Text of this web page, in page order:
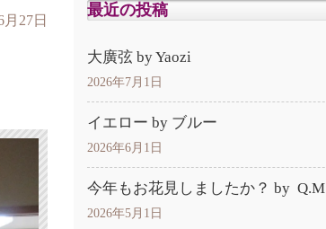
月27日
最近の投稿
大廣弦 by Yaozi
2026年7月1日
イエロー by ブルー
2026年6月1日
今年もお花見しましたか？ by Q.M
2026年5月1日